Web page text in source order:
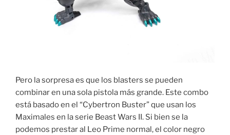
Pero la sorpresa es que los blasters se pueden
combinar en una sola pistola más grande. Este combo
está basado en el “Cybertron Buster” que usan los
Maximales en la serie Beast Wars II. Si bien se la
podemos prestar al Leo Prime normal, el color negro